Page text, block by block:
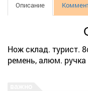
Описание
Нож склад. турист.
ремень, алюм. ручка